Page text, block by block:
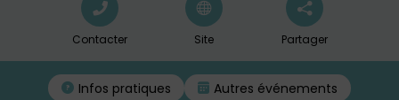
Contacter Site Partager
Infos pratiques Autres événements